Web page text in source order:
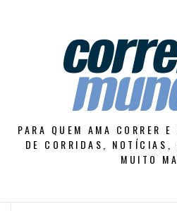
PARA QUEM AMA CORRER
DE CORRIDAS, NOTÍCIAS,
MUITO